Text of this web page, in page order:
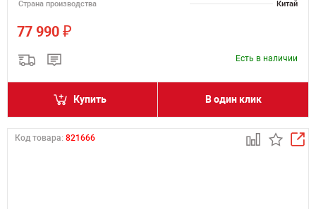
Страна производства Китай
77 990 ₽
Есть в наличии
Купить В один клик
Код товара: 821666